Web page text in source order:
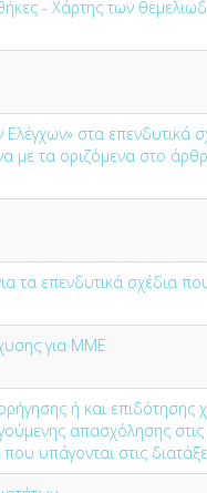
- Χάρτης των
Ελέγχων» στα επενδυτικά
με τα οριζόμενα στο
τα επενδυτικά σχέδια
για ΜΜΕ
ή και επιδότησης
απασχόλησης στις
που υπάγονται στις